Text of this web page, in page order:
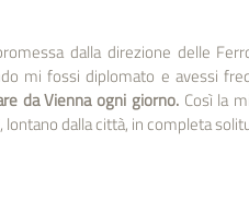
dalla direzione delle
mi fossi diplomato e avessi
da Vienna ogni giorno. Così la
dalla città, in completa